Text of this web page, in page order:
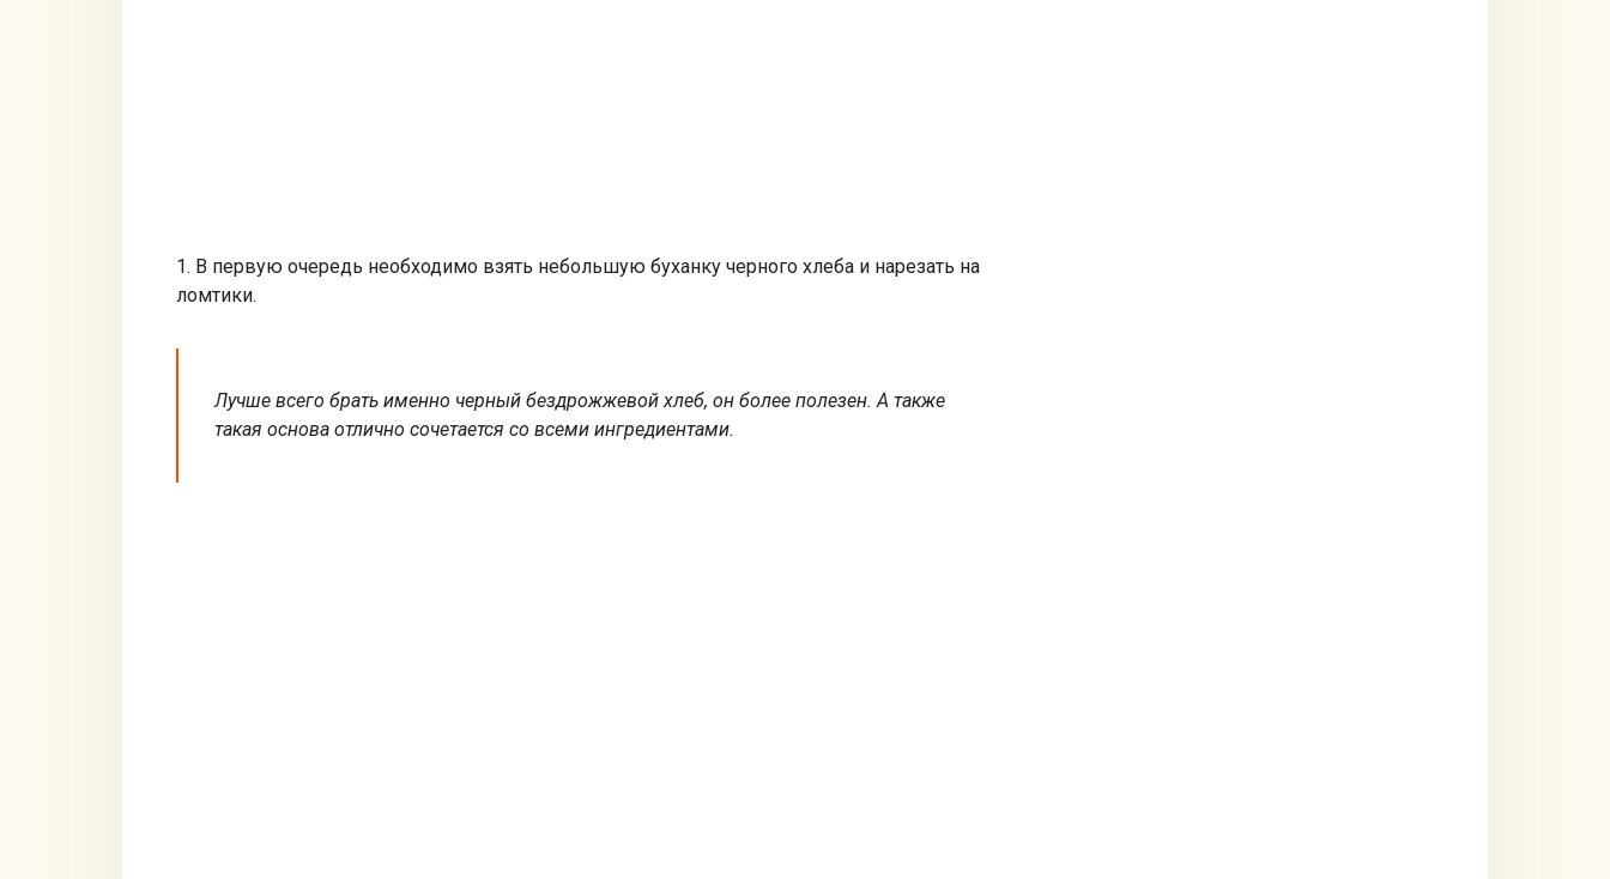
1. В первую очередь необходимо взять небольшую буханку черного хлеба и нарезать на
ломтики.
Лучше всего брать именно черный бездрожжевой хлеб, он более полезен. А также
такая основа отлично сочетается со всеми ингредиентами.